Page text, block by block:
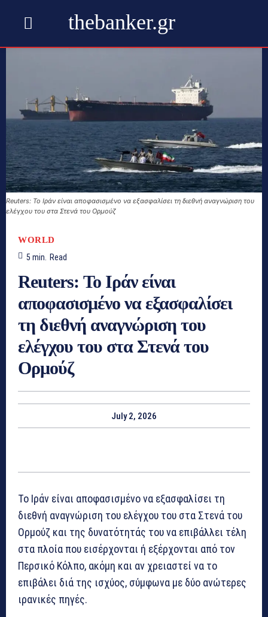
thebanker.gr
Reuters: Το Ιράν είναι αποφασισμένο να εξασφαλίσει τη διεθνή αναγνώριση του
ελέγχου του στα Στενά του Ορμούζ
WORLD
5 min. Read
Reuters: Το Ιράν είναι
αποφασισμένο να εξασφαλίσει
τη διεθνή αναγνώριση του
ελέγχου του στα Στενά του
Ορμούζ
July 2, 2026
Το Ιράν είναι αποφασισμένο να εξασφαλίσει τη
διεθνή αναγνώριση του ελέγχου του στα Στενά του
Ορμούζ και της δυνατότητάς του να επιβάλλει τέλη
στα πλοία που εισέρχονται ή εξέρχονται από τον
Περσικό Κόλπο, ακόμη και αν χρειαστεί να το
επιβάλει διά της ισχύος, σύμφωνα με δύο ανώτερες
ιρανικές πηγές.